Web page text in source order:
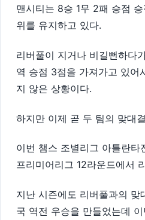
맨시티는 8승 1무 2패 승점
위를 유지하고 있다.
리버풀이 지거나 비길뻔하다
역 승점 3점을 가져가고 있어
지 않은 상황이다.
하지만 이제 곧 두 팀의 맞대
이번 챔스 조별리그 아틀란타
프리미어리그 12라운드에서
지난 시즌에도 리버풀과의 맞
국 역전 우승을 만들었는데